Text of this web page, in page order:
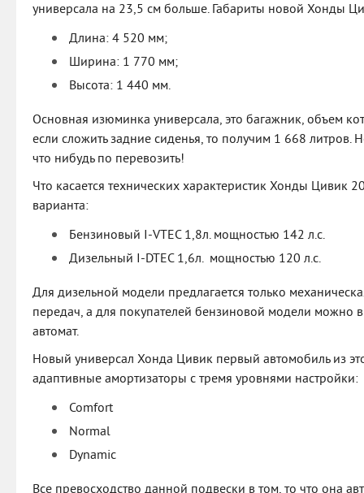
универсала на 23,5 см больше. Габариты новой Хонды
Длина: 4 520 мм;
Ширина: 1 770 мм;
Высота: 1 440 мм.
Основная изюминка универсала, это багажник, объем
если сложить задние сиденья, то получим 1 668 литров.
что нибудь по перевозить!
Что касается технических характеристик Хонды Цивик
варианта:
Бензиновый I-VTEC 1,8л. мощностью 142 л.с.
Дизельный I-DTEC 1,6л. мощностью 120 л.с.
Для дизельной модели предлагается только
передач, а для покупателей бензиновой модели можно
автомат.
Новый универсал Хонда Цивик первый автомобиль из
адаптивные амортизаторы с тремя уровнями настройки:
Comfort
Normal
Dynamic
Все превосходство данной подвески в том, то что она